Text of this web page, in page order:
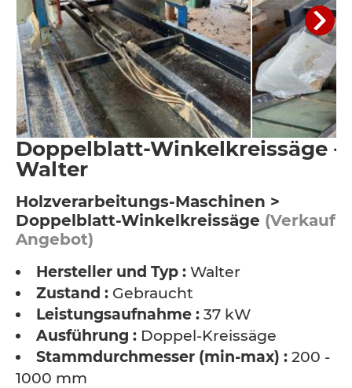
Doppelblatt-Winkelkreissäge -
Walter
Holzverarbeitungs-Maschinen >
Doppelblatt-Winkelkreissäge (Verkauf /
Angebot)
Hersteller und Typ : Walter
Zustand : Gebraucht
Leistungsaufnahme : 37 kW
Ausführung : Doppel-Kreissäge
Stammdurchmesser (min-max) : 200 -
1000 mm